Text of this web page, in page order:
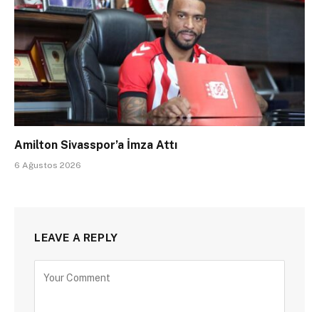
Amilton Sivasspor’a İmza Attı
6 Ağustos 2026
LEAVE A REPLY